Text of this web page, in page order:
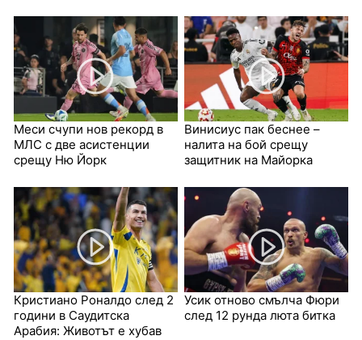
Меси счупи нов рекорд в
МЛС с две асистенции
срещу Ню Йорк
Винисиус пак беснее –
налита на бой срещу
защитник на Майорка
Кристиано Роналдо след 2
години в Саудитска
Арабия: Животът е хубав
Усик отново смълча Фюри
след 12 рунда люта битка